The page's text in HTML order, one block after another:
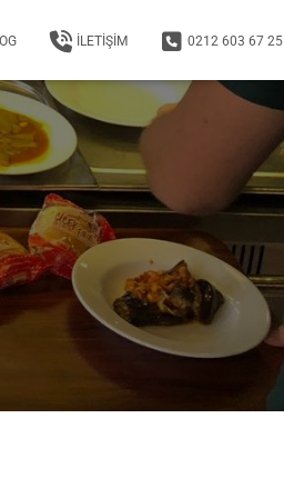
İLETIŞIM 0212 603 67 25